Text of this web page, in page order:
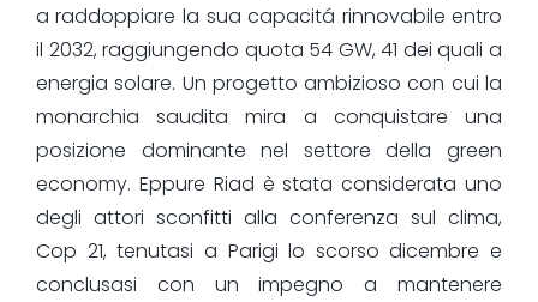
a raddoppiare la sua capacitá rinnovabile entro
il 2032, raggiungendo quota 54 GW, 41 dei quali a
energia solare. Un progetto ambizioso con cui la
monarchia saudita mira a conquistare una
posizione dominante nel settore della green
economy. Eppure Riad è stata considerata uno
degli attori sconfitti alla conferenza sul clima,
Cop 21, tenutasi a Parigi lo scorso dicembre e
conclusasi con un impegno a mantenere